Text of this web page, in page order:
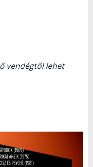
vendégtől lehet